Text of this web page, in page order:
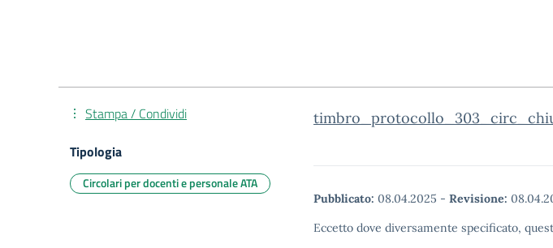
Pubblicato: 08.04.2025 - Revisione:
Eccetto dove diversamente specificato,
Stampa / Condividi
Tipologia
Circolari per docenti e personale ATA